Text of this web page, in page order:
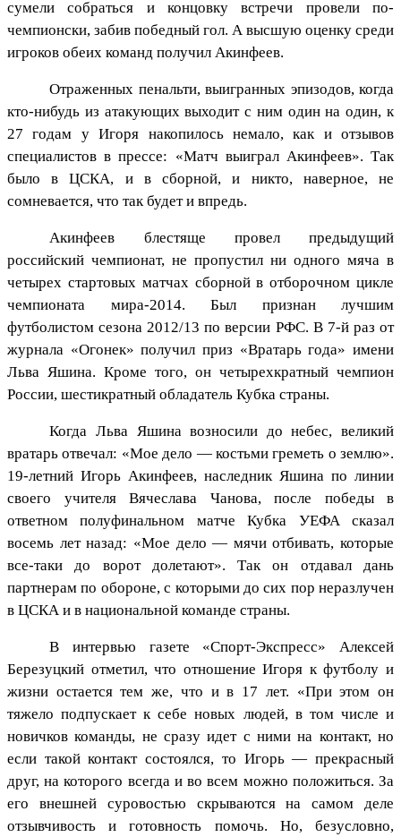
сумели собраться и концовку встречи провели по-
чемпионски, забив победный гол. А высшую оценку среди
игроков обеих команд получил Акинфеев.
Отраженных пенальти, выигранных эпизодов, когда
кто-нибудь из атакующих выходит с ним один на один, к
27 годам у Игоря накопилось немало, как и отзывов
специалистов в прессе: «Матч выиграл Акинфеев». Так
было в ЦСКА, и в сборной, и никто, наверное, не
сомневается, что так будет и впредь.
Акинфеев блестяще провел предыдущий
российский чемпионат, не пропустил ни одного мяча в
четырех стартовых матчах сборной в отборочном цикле
чемпионата мира-2014. Был признан лучшим
футболистом сезона 2012/13 по версии РФС. В 7-й раз от
журнала «Огонек» получил приз «Вратарь года» имени
Льва Яшина. Кроме того, он четырехкратный чемпион
России, шестикратный обладатель Кубка страны.
Когда Льва Яшина возносили до небес, великий
вратарь отвечал: «Мое дело — костьми греметь о землю».
19-летний Игорь Акинфеев, наследник Яшина по линии
своего учителя Вячеслава Чанова, после победы в
ответном полуфинальном матче Кубка УЕФА сказал
восемь лет назад: «Мое дело — мячи отбивать, которые
все-таки до ворот долетают». Так он отдавал дань
партнерам по обороне, с которыми до сих пор неразлучен
в ЦСКА и в национальной команде страны.
В интервью газете «Спорт-Экспресс» Алексей
Березуцкий отметил, что отношение Игоря к футболу и
жизни остается тем же, что и в 17 лет. «При этом он
тяжело подпускает к себе новых людей, в том числе и
новичков команды, не сразу идет с ними на контакт, но
если такой контакт состоялся, то Игорь — прекрасный
друг, на которого всегда и во всем можно положиться. За
его внешней суровостью скрываются на самом деле
отзывчивость и готовность помочь. Но, безусловно,